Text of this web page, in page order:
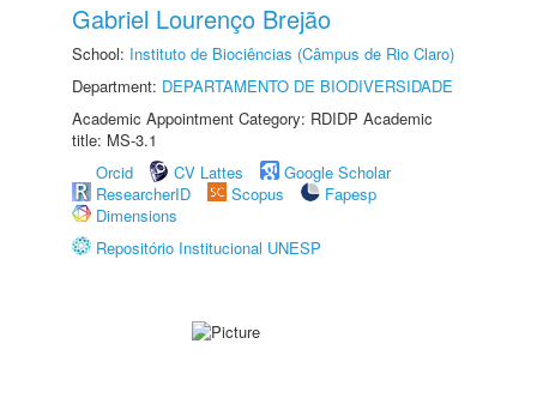
Gabriel Lourenço Brejão
School: Instituto de Biociências (Câmpus de Rio Claro)
Department: DEPARTAMENTO DE BIODIVERSIDADE
Academic Appointment Category: RDIDP Academic
title: MS-3.1
Orcid
CV Lattes
Google Scholar
ResearcherID
Scopus
Fapesp
Dimensions
Repositório Institucional UNESP